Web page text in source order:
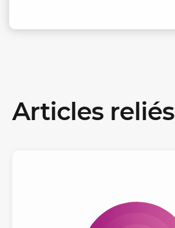
Articles reliés